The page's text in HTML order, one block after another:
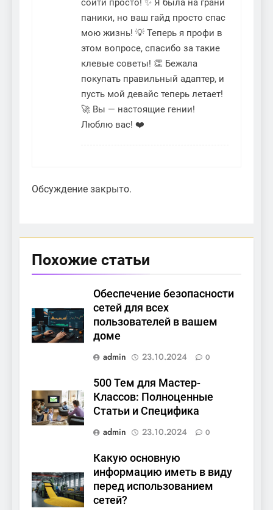
сойти просто! ✨ Я была на грани
паники, но ваш гайд просто спас
мою жизнь! 💡 Теперь я профи в
этом вопросе, спасибо за такие
клевые советы! 👏 Бежала
покупать правильный адаптер, и
пусть мой девайс теперь летает!
🚀 Вы — настоящие гении!
Люблю вас! ❤️
Обсуждение закрыто.
Похожие статьи
Обеспечение безопасности
сетей для всех
пользователей в вашем
доме
admin
23.10.2024 0
500 Тем для Мастер-
Классов: Полноценные
Статьи и Специфика
admin
23.10.2024 0
Какую основную
информацию иметь в виду
перед использованием
сетей?